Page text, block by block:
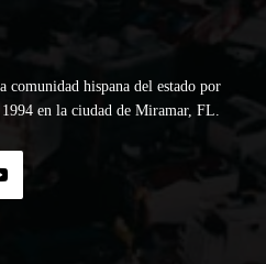
hispana del estado por
1994 en la ciudad de Miramar, FL.